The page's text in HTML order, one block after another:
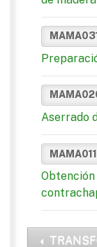
Aserrado